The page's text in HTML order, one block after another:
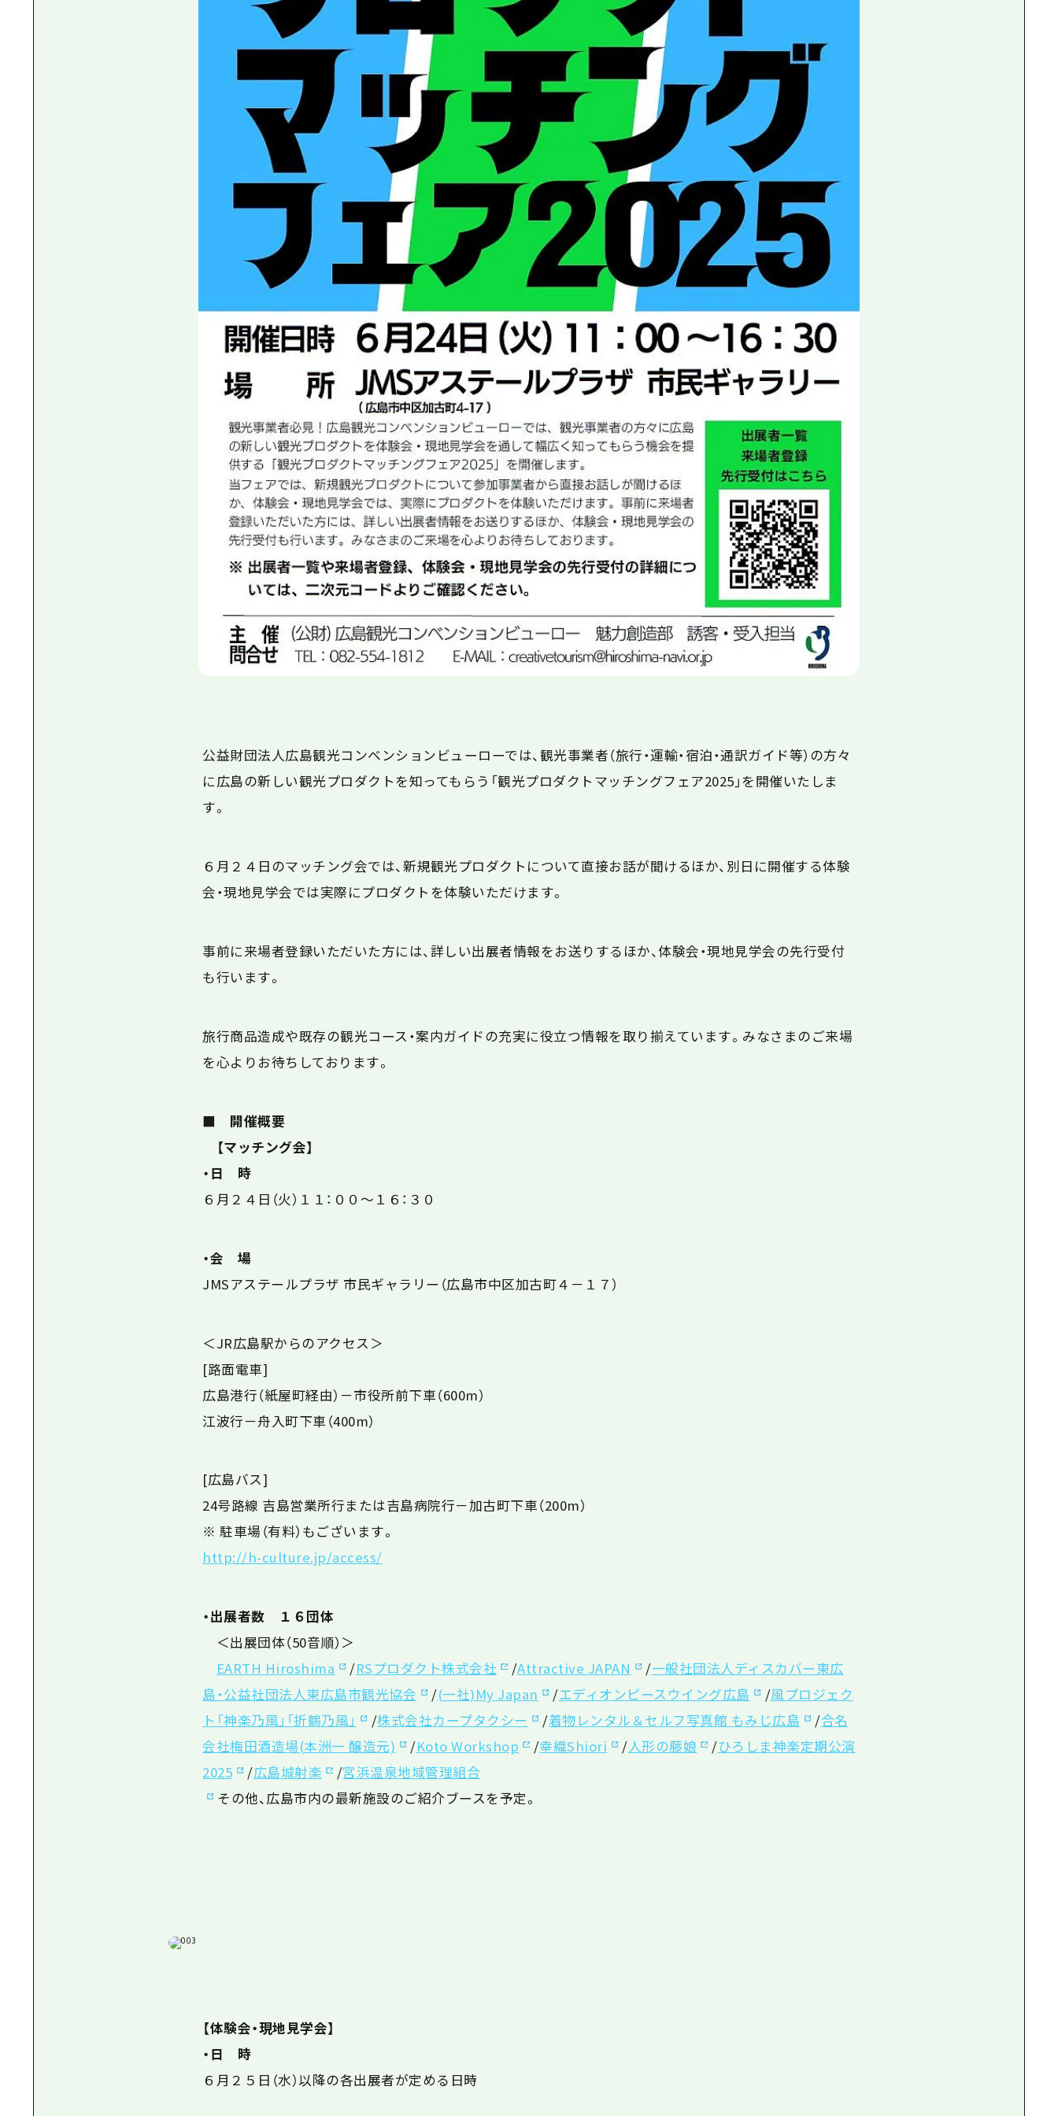
公益財団法人広島観光コンベンションビューローでは、観光事業者（旅行・運輸・宿泊・通訳ガイド等）の方々
に広島の新しい観光プロダクトを知ってもらう「観光プロダクトマッチングフェア2025」を開催いたしま
す。
６月２４日のマッチング会では、新規観光プロダクトについて直接お話が聞けるほか、別日に開催する体験
会・現地見学会では実際にプロダクトを体験いただけます。
事前に来場者登録いただいた方には、詳しい出展者情報をお送りするほか、体験会・現地見学会の先行受付
も行います。
旅行商品造成や既存の観光コース・案内ガイドの充実に役立つ情報を取り揃えています。みなさまのご来場
を心よりお待ちしております。
■ 開催概要
【マッチング会】
・日 時
６月２４日（火）１１：００～１６：３０
・会 場
JMSアステールプラザ 市民ギャラリー（広島市中区加古町４－１７）
＜JR広島駅からのアクセス＞
[路面電車]
広島港行（紙屋町経由）－市役所前下車（600m）
江波行－舟入町下車（400m）
[広島バス]
24号路線 吉島営業所行または吉島病院行－加古町下車（200m）
※ 駐車場（有料）もございます。
http://h-culture.jp/access/
・出展者数 １６団体
＜出展団体（50音順）＞
EARTH Hiroshima
/RSプロダクト株式会社 /Attractive JAPAN /一般社団法人ディスカバー東広
島・公益社団法人東広島市観光協会
/(一社)My Japan /エディオンピースウイング広島 /風プロジェク
ト「神楽乃風」「折鶴乃風」
/株式会社カープタクシー /着物レンタル＆セルフ写真館 もみじ広島 /合名
会社梅田酒造場(本洲一 醸造元)
/Koto Workshop /幸織Shiori /人形の藤娘 /ひろしま神楽定期公演
2025
/広島城射楽 /宮浜温泉地域管理組合
その他、広島市内の最新施設のご紹介ブースを予定。
【体験会・現地見学会】
・日 時
６月２５日（水）以降の各出展者が定める日時